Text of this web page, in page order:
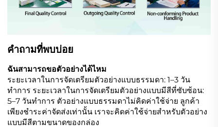
คำถามที่พบบ่อย
ฉันสามารถขอตัวอย่างได้ไหม
ระยะเวลาในการจัดเตรียมตัวอย่างแบบธรรมดา: 1–3 วัน
ทำการ ระยะเวลาในการจัดเตรียมตัวอย่างแบบมีสีที่ซับซ้อน:
5–7 วันทำการ ตัวอย่างแบบธรรมดาไม่คิดค่าใช้จ่าย ลูกค้า
เพียงชำระค่าจัดส่งเท่านั้น เราจะคิดค่าใช้จ่ายสำหรับตัวอย่าง
แบบมีสีตามขนาดของกล่อง